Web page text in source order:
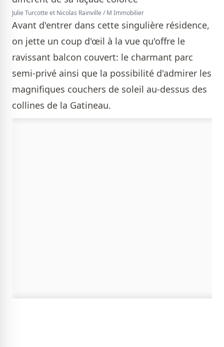
Julie Turcotte et Nicolas Rainville / M Immobilier
Avant d'entrer dans cette singulière résidence,
on jette un coup d'œil à la vue qu'offre le
ravissant balcon couvert: le charmant parc
semi-privé ainsi que la possibilité d'admirer les
magnifiques couchers de soleil au-dessus des
collines de la Gatineau.